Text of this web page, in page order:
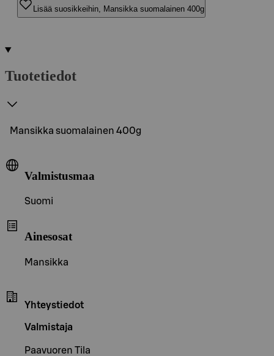
Lisää suosikkeihin, Mansikka suomalainen 400g
Tuotetiedot
Mansikka suomalainen 400g
Valmistusmaa
Suomi
Ainesosat
Mansikka
Yhteystiedot
Valmistaja
Paavuoren Tila